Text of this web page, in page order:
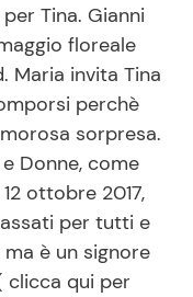
Tina. Gianni
floreale
Maria invita Tina
perchè
sorpresa.
Donne, come
ottobre 2017,
per tutti e
è un signore
clicca qui per